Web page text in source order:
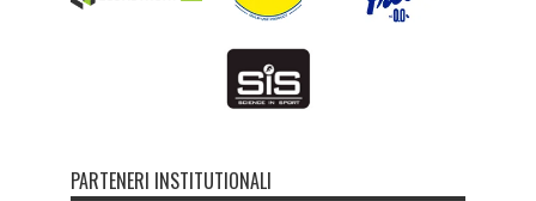
PARTENERI INSTITUTIONALI